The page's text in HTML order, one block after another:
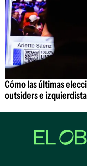
Cómo las últimas
outsiders e